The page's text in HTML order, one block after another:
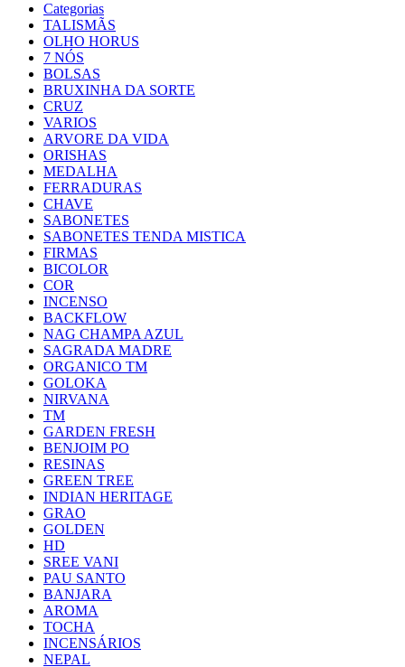
Categorias
TALISMÃS
OLHO HORUS
7 NÓS
BOLSAS
BRUXINHA DA SORTE
CRUZ
VARIOS
ARVORE DA VIDA
ORISHAS
MEDALHA
FERRADURAS
CHAVE
SABONETES
SABONETES TENDA MISTICA
FIRMAS
BICOLOR
COR
INCENSO
BACKFLOW
NAG CHAMPA AZUL
SAGRADA MADRE
ORGANICO TM
GOLOKA
NIRVANA
TM
GARDEN FRESH
BENJOIM PO
RESINAS
GREEN TREE
INDIAN HERITAGE
GRAO
GOLDEN
HD
SREE VANI
PAU SANTO
BANJARA
AROMA
TOCHA
INCENSÁRIOS
NEPAL